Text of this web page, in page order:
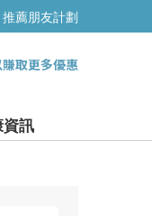
推薦朋友計劃
取更多優惠
訊